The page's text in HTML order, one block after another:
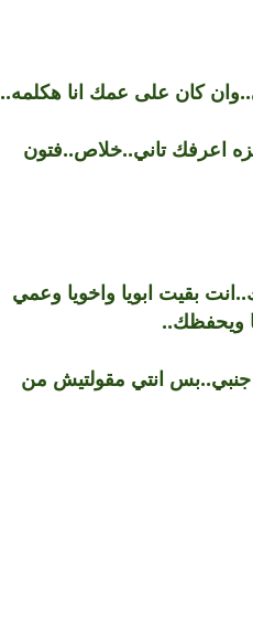
كان على عمك انا هكلمه..
اعرفك تاني..خلاص..فتون
بقيت ابويا واخويا وعمي
ويحفظك..
جنبي..بس انتي مقولتيش من